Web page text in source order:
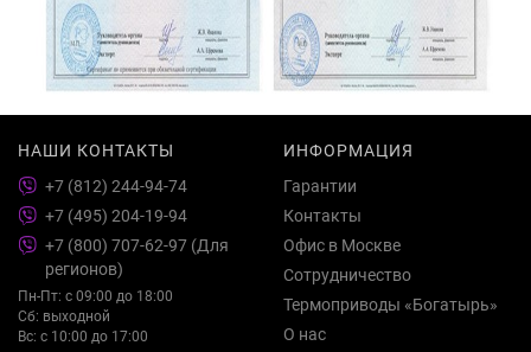
НАШИ КОНТАКТЫ
+7 (812) 244-94-74
+7 (495) 204-19-94
+7 (800) 707-62-97 (Для
регионов)
Пн-Пт: с 09:00 до 18:00
Сб: выходной
Вс: с 10:00 до 17:00
ИНФОРМАЦИЯ
Гарантии
Контакты
Офис в Москве
Сотрудничество
Термоприводы «Богатырь»
О нас